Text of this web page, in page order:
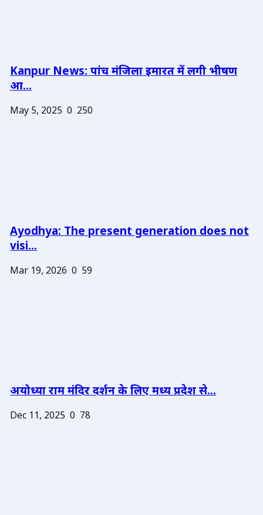
Kanpur News: पांच मंजिला इमारत में लगी भीषण
आ...
May 5, 2025 0 250
Ayodhya: The present generation does not
visi...
Mar 19, 2026 0 59
अयोध्या राम मंदिर दर्शन के लिए मध्य प्रदेश से...
Dec 11, 2025 0 78